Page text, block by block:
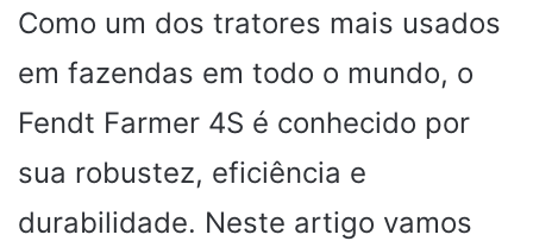
Como um dos tratores mais usados ​​
em fazendas em todo o mundo, o
Fendt Farmer 4S é conhecido por
sua robustez, eficiência e
durabilidade. Neste artigo vamos